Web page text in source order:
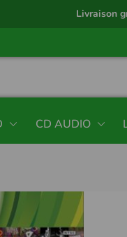
Livraison
CD AUDIO